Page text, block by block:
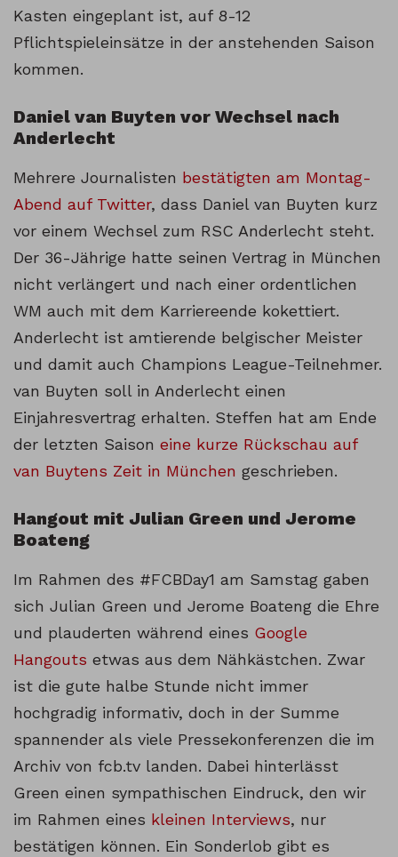
Kasten eingeplant ist, auf 8-12
Pflichtspieleinsätze in der anstehenden Saison
kommen.
Daniel van Buyten vor Wechsel nach
Anderlecht
Mehrere Journalisten bestätigten am Montag-
Abend auf Twitter, dass Daniel van Buyten kurz
vor einem Wechsel zum RSC Anderlecht steht.
Der 36-Jährige hatte seinen Vertrag in München
nicht verlängert und nach einer ordentlichen
WM auch mit dem Karriereende kokettiert.
Anderlecht ist amtierende belgischer Meister
und damit auch Champions League-Teilnehmer.
van Buyten soll in Anderlecht einen
Einjahresvertrag erhalten. Steffen hat am Ende
der letzten Saison eine kurze Rückschau auf
van Buytens Zeit in München geschrieben.
Hangout mit Julian Green und Jerome
Boateng
Im Rahmen des #FCBDay1 am Samstag gaben
sich Julian Green und Jerome Boateng die Ehre
und plauderten während eines Google
Hangouts etwas aus dem Nähkästchen. Zwar
ist die gute halbe Stunde nicht immer
hochgradig informativ, doch in der Summe
spannender als viele Pressekonferenzen die im
Archiv von fcb.tv landen. Dabei hinterlässt
Green einen sympathischen Eindruck, den wir
im Rahmen eines kleinen Interviews, nur
bestätigen können. Ein Sonderlob gibt es